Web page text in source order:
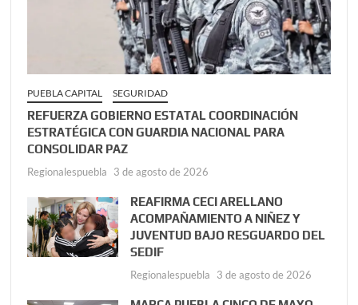
PUEBLA CAPITAL SEGURIDAD
REFUERZA GOBIERNO ESTATAL COORDINACIÓN
ESTRATÉGICA CON GUARDIA NACIONAL PARA
CONSOLIDAR PAZ
Regionalespuebla 3 de agosto de 2026
REAFIRMA CECI ARELLANO
ACOMPAÑAMIENTO A NIÑEZ Y
JUVENTUD BAJO RESGUARDO DEL
SEDIF
Regionalespuebla 3 de agosto de 2026